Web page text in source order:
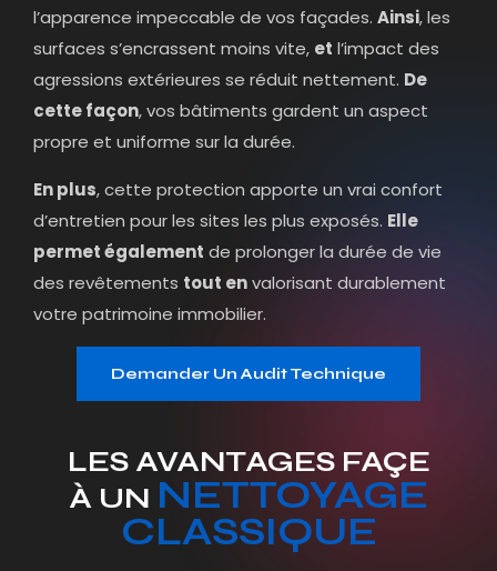
l’apparence impeccable de vos façades. Ainsi, les
surfaces s’encrassent moins vite, et l’impact des
agressions extérieures se réduit nettement. De
cette façon, vos bâtiments gardent un aspect
propre et uniforme sur la durée.
En plus, cette protection apporte un vrai confort
d’entretien pour les sites les plus exposés. Elle
permet également de prolonger la durée de vie
des revêtements tout envalorisant durablement
votre patrimoine immobilier.
Demander Un Audit Technique
LES AVANTAGES FAÇE
À UN NETTOYAGE
CLASSIQUE